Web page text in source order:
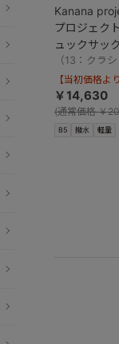
Kanana
プロジェク
ュックサッ
イバッグ 小
（13：クラ
B5 撥水 軽量
【当初価格よ
￥14,630
(通常価格￥